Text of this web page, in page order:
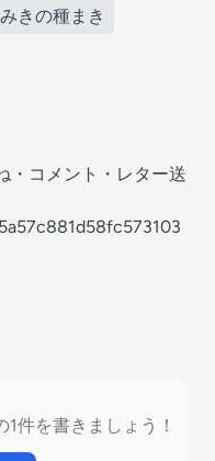
きの種まき
・コメント・レター送
件を書きましょう！